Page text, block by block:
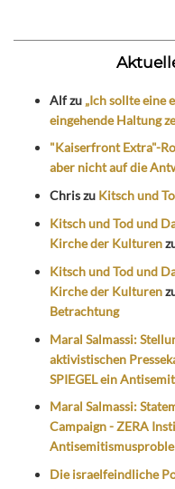
Alfzu „Ich sollte eine
eingehende Haltung
"Kaiserfront Extra"-
aber nicht auf die
Chriszu Kitsch und
Kitsch und Tod und
Kirche der Kulturen
Kitsch und Tod und
Kirche der Kulturen
Betrachtung
Maral Salmassi:
aktivistischen
SPIEGEL ein
Maral Salmassi:
Campaign - ZERA
Die israelfeindliche